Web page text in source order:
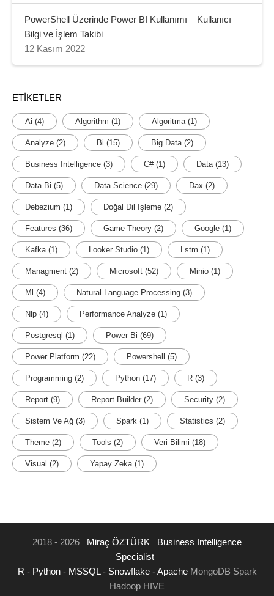
PowerShell Üzerinde Power BI Kullanımı – Kullanıcı
Bilgi ve İşlem Takibi
12 Kasım 2022
ETIKETLER
Ai (4) Algorithm (1) Algoritma (1)
Analyze (2) Bi (15) Big Data (2)
Business Intelligence (3) C#(1) Data (13)
Data Bi (5) Data Science (29) Dax (2)
Debezium (1) Doğal Dil Işleme (2)
Features (36) Game Theory (2) Google (1)
Kafka (1) Looker Studio (1) Lstm (1)
Managment (2) Microsoft (52) Minio (1)
Ml (4) Natural Language Processing (3)
Nlp (4) Performance Analyze (1)
Postgresql (1) Power Bi (69)
Power Platform (22) Powershell (5)
Programming (2) Python (17) R (3)
Report (9) Report Builder (2) Security (2)
Sistem Ve Ağ (3) Spark (1) Statistics (2)
Theme (2) Tools (2) Veri Bilimi (18)
Visual (2) Yapay Zeka (1)
2018 - 2026 Miraç ÖZTÜRK
Business Intelligence
Specialist
R - Python - MSSQL - Snowflake - ApacheMongoDB Spark
Hadoop HIVE